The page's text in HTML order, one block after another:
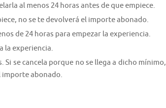
al menos 24 horas antes de que empiece.
no se te devolverá el importe abonado.
de 24 horas para empezar la experiencia.
la experiencia.
se cancela porque no se llega a dicho mínimo,
importe abonado.